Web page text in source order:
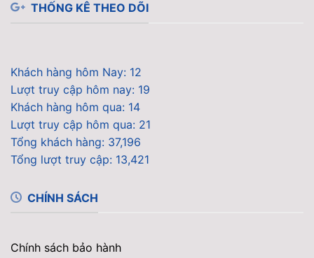
THỐNG KÊ THEO DÕI
Khách hàng hôm Nay: 12
Lượt truy cập hôm nay: 19
Khách hàng hôm qua: 14
Lượt truy cập hôm qua: 21
Tổng khách hàng: 37,196
Tổng lượt truy cập: 13,421
CHÍNH SÁCH
Chính sách bảo hành